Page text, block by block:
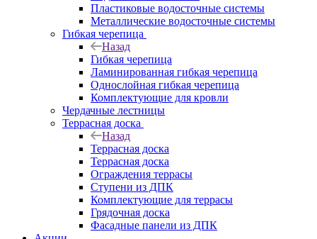
Пластиковые водосточные системы
Металлические водосточные системы
Гибкая черепица
Назад
Гибкая черепица
Ламинированная гибкая черепица
Однослойная гибкая черепица
Комплектующие для кровли
Чердачные лестницы
Террасная доска
Назад
Террасная доска
Террасная доска
Ограждения террасы
Ступени из ДПК
Комплектующие для террасы
Грядочная доска
Фасадные панели из ДПК